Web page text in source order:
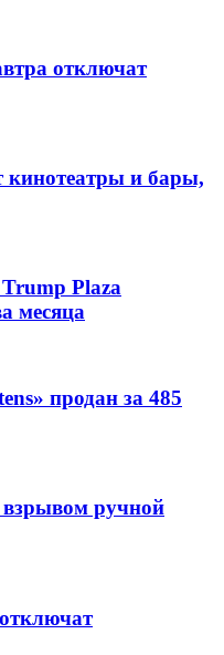
отключат
кинотеатры и бары,
Plaza
месяца
продан за 485
взрывом ручной